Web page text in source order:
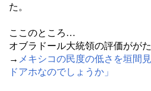
た。
ここのところ…
オブラドール大統領の評価ががた
→ メキシコの民度の低さを垣間
ドアホなのでしょうか」